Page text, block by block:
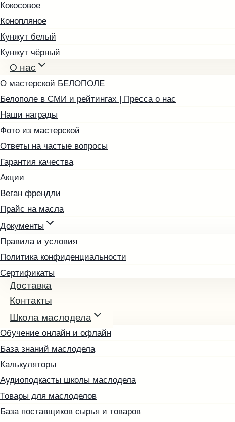
Кокосовое
Конопляное
Кунжут белый
Кунжут чёрный
Льняное
Маковое
Миндальное
Облепиховое
Подсолнечное
Расторопша
Редечное
Рыжиковое
Тыквенное
Фундучное
Чиа
Чёрный тмин
Пробные наборы
Подарочные наборы
Подарочные карты
Выбрать подарочную карту
Проверить баланс
О нас
О мастерской БЕЛОПОЛЕ
Белополе в СМИ и рейтингах | Пресса о нас
Наши награды
Фото из мастерской
Ответы на частые вопросы
Гарантия качества
Акции
Веган френдли
Прайс на масла
Документы
Правила и условия
Политика конфиденциальности
Сертификаты
Возврат и обмен товара
Доставка
Контакты
Школа маслодела
Обучение онлайн и офлайн
База знаний маслодела
Калькуляторы
Аудиоподкасты школы маслодела
Товары для маслоделов
База поставщиков сырья и товаров